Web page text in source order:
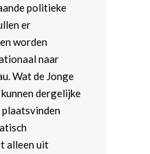
politieke
er
worden
naar
Wat de Jonge
dergelijke
alleen uit